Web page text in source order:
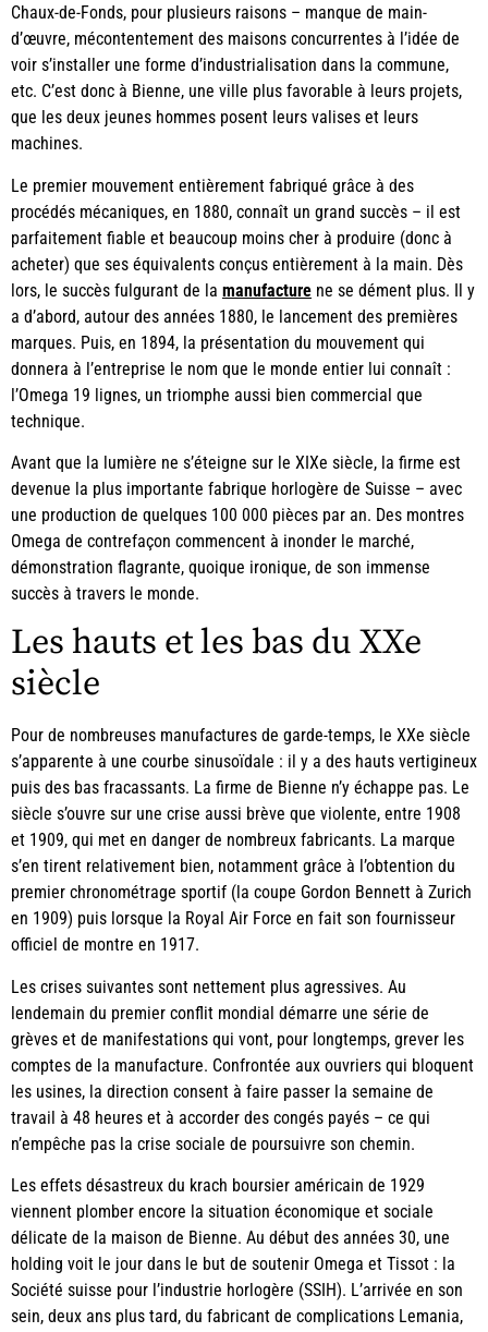
Chaux-de-Fonds, pour plusieurs raisons – manque de main-
d’œuvre, mécontentement des maisons concurrentes à l’idée de
voir s’installer une forme d’industrialisation dans la commune,
etc. C’est donc à Bienne, une ville plus favorable à leurs projets,
que les deux jeunes hommes posent leurs valises et leurs
machines.
Le premier mouvement entièrement fabriqué grâce à des
procédés mécaniques, en 1880, connaît un grand succès – il est
parfaitement fiable et beaucoup moins cher à produire (donc à
acheter) que ses équivalents conçus entièrement à la main. Dès
lors, le succès fulgurant de la manufacture ne se dément plus. Il y
a d’abord, autour des années 1880, le lancement des premières
marques. Puis, en 1894, la présentation du mouvement qui
donnera à l’entreprise le nom que le monde entier lui connaît :
l’Omega 19 lignes, un triomphe aussi bien commercial que
technique.
Avant que la lumière ne s’éteigne sur le XIXe siècle, la firme est
devenue la plus importante fabrique horlogère de Suisse – avec
une production de quelques 100 000 pièces par an. Des montres
Omega de contrefaçon commencent à inonder le marché,
démonstration flagrante, quoique ironique, de son immense
succès à travers le monde.
Les hauts et les bas du XXe
siècle
Pour de nombreuses manufactures de garde-temps, le XXe siècle
s’apparente à une courbe sinusoïdale : il y a des hauts vertigineux
puis des bas fracassants. La firme de Bienne n’y échappe pas. Le
siècle s’ouvre sur une crise aussi brève que violente, entre 1908
et 1909, qui met en danger de nombreux fabricants. La marque
s’en tirent relativement bien, notamment grâce à l’obtention du
premier chronométrage sportif (la coupe Gordon Bennett à Zurich
en 1909) puis lorsque la Royal Air Force en fait son fournisseur
officiel de montre en 1917.
Les crises suivantes sont nettement plus agressives. Au
lendemain du premier conflit mondial démarre une série de
grèves et de manifestations qui vont, pour longtemps, grever les
comptes de la manufacture. Confrontée aux ouvriers qui bloquent
les usines, la direction consent à faire passer la semaine de
travail à 48 heures et à accorder des congés payés – ce qui
n’empêche pas la crise sociale de poursuivre son chemin.
Les effets désastreux du krach boursier américain de 1929
viennent plomber encore la situation économique et sociale
délicate de la maison de Bienne. Au début des années 30, une
holding voit le jour dans le but de soutenir Omega et Tissot : la
Société suisse pour l’industrie horlogère (SSIH). L’arrivée en son
sein, deux ans plus tard, du fabricant de complications Lemania,